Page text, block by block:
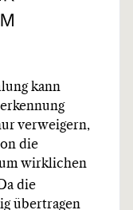
kann
verweigern,
die
wirklichen
Da die
übertragen